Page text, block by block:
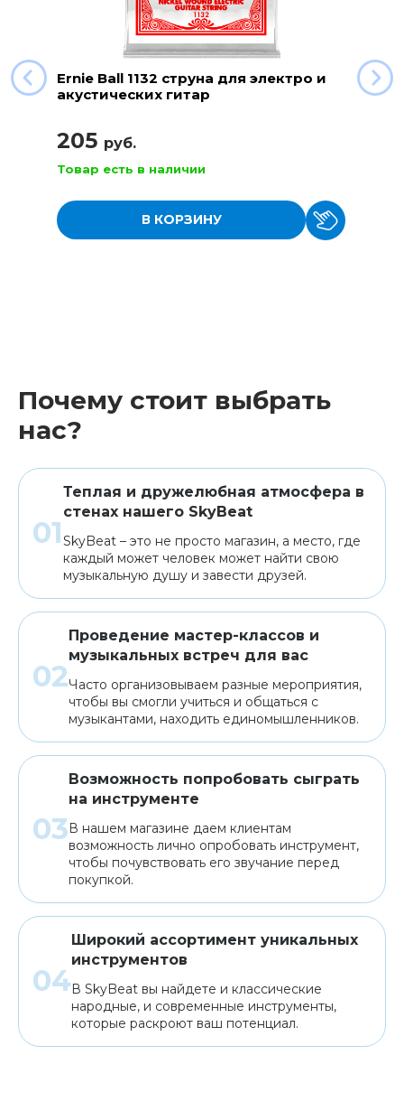
Ernie Ball 1132 струна для электро и
акустических гитар
205 руб.
Товар есть в наличии
В КОРЗИНУ
Почему стоит выбрать
нас?
Теплая и дружелюбная атмосфера в
стенах нашего SkyBeat
SkyBeat – это не просто магазин, а место, где
каждый может человек может найти свою
музыкальную душу и завести друзей.
Проведение мастер-классов и
музыкальных встреч для вас
Часто организовываем разные мероприятия,
чтобы вы смогли учиться и общаться с
музыкантами, находить единомышленников.
Возможность попробовать сыграть
на инструменте
В нашем магазине даем клиентам
возможность лично опробовать инструмент,
чтобы почувствовать его звучание перед
покупкой.
Широкий ассортимент уникальных
инструментов
В SkyBeat вы найдете и классические
народные, и современные инструменты,
которые раскроют ваш потенциал.